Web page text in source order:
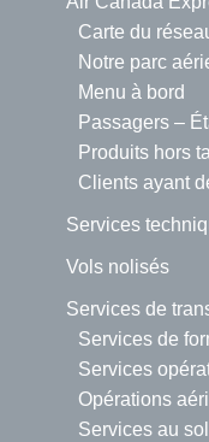
Carte du
Notre parc
Menu à bord
Passagers –
Produits hors
Clients ayant
Services
Vols nolisés
Services de
Services de
Services
Opérations
Services au sol